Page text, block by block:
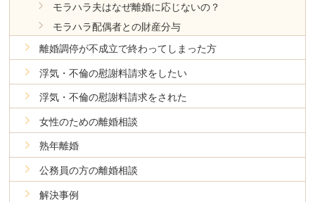
モラハラ夫はなぜ離婚に応じないの？
モラハラ配偶者との財産分与
離婚調停が不成立で終わってしまった方
浮気・不倫の慰謝料請求をしたい
浮気・不倫の慰謝料請求をされた
女性のための離婚相談
熟年離婚
公務員の方の離婚相談
解決事例